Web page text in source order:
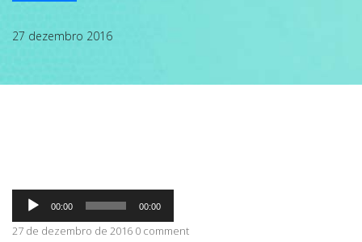
CONTATO
27 dezembro 2016
Tocador
áudio
00:00 00:00
27 de dezembro de 2016 0 comment